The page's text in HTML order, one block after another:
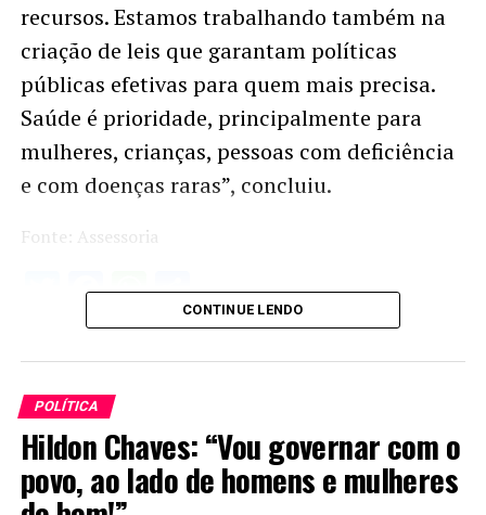
recursos. Estamos trabalhando também na
criação de leis que garantam políticas
públicas efetivas para quem mais precisa.
Saúde é prioridade, principalmente para
mulheres, crianças, pessoas com deficiência
e com doenças raras”, concluiu.
Fonte: Assessoria
Twitter
Facebook
WhatsApp
Share
CONTINUE LENDO
POLÍTICA
Hildon Chaves: “Vou governar com o
povo, ao lado de homens e mulheres